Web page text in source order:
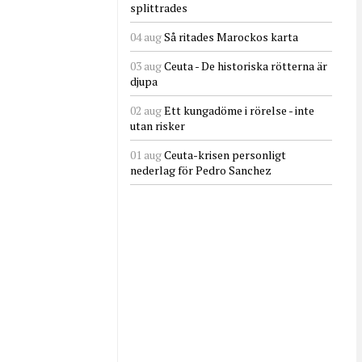
splittrades
04 augSå ritades Marockos karta
03 augCeuta - De historiska rötterna är
djupa
02 augEtt kungadöme i rörelse - inte
utan risker
01 augCeuta-krisen personligt
nederlag för Pedro Sanchez